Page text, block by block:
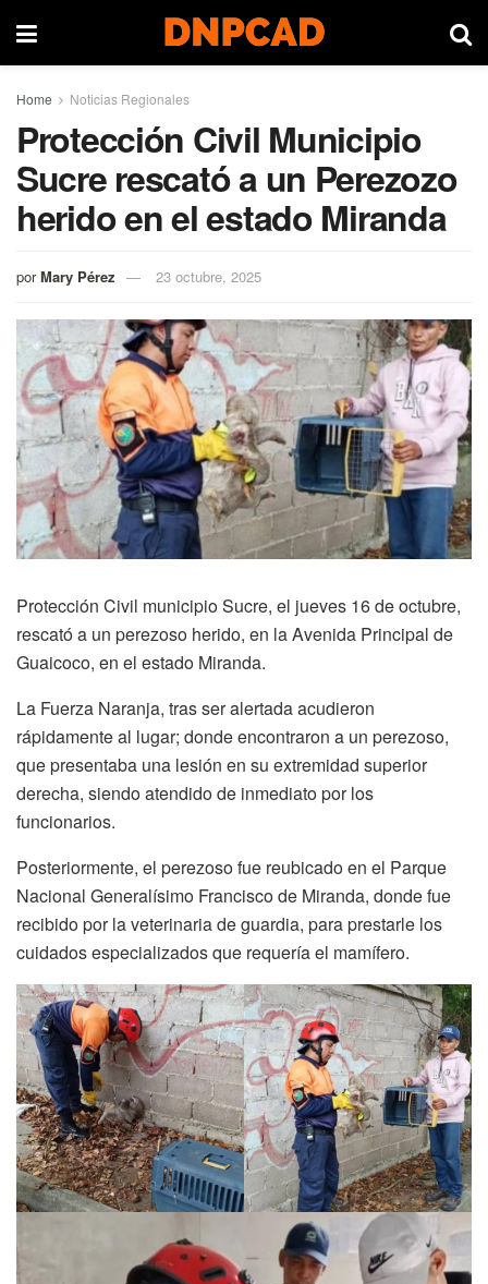
Home Noticias Regionales
Protección Civil Municipio
Sucre rescató a un Perezozo
herido en el estado Miranda
por Mary Pérez 23 octubre, 2025
Protección Civil municipio Sucre, el jueves 16 de octubre,
rescató a un perezoso herido, en la Avenida Principal de
Guaicoco, en el estado Miranda.
La Fuerza Naranja, tras ser alertada acudieron
rápidamente al lugar; donde encontraron a un perezoso,
que presentaba una lesión en su extremidad superior
derecha, siendo atendido de inmediato por los
funcionarios.
Posteriormente, el perezoso fue reubicado en el Parque
Nacional Generalísimo Francisco de Miranda, donde fue
recibido por la veterinaria de guardia, para prestarle los
cuidados especializados que requería el mamífero.